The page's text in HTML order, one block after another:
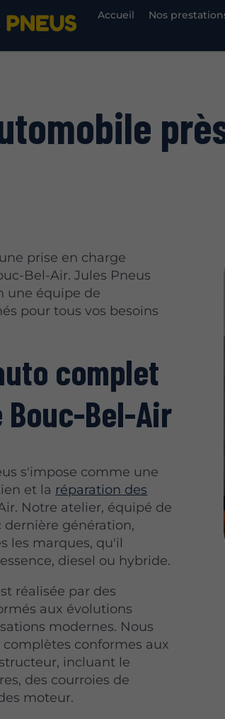
Accueil Nos
prise en charge
Bel-Air. Jules Pneus
une équipe de
pour tous vos besoins
complet
Bel-Air
s'impose comme une
et la réparation des
Notre atelier, équipé de
génération,
les marques, qu'il
diesel ou hybride.
réalisée par des
aux évolutions
modernes. Nous
complètes conformes aux
incluant le
des courroies de
moteur.